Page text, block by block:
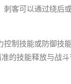
客可以通过绕后
制技能或防御技
的技能释放与战